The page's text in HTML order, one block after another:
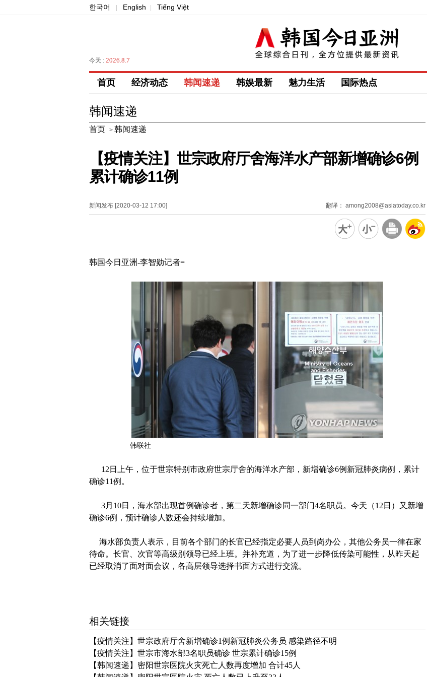
한국어 English Tiếng Việt
今天 : 2026.8.7
首页 经济动态 韩闻速递 韩娱最新 魅力生活 国际热点
韩闻速递
首页 > 韩闻速递
【疫情关注】世宗政府厅舍海洋水产部新增确诊6例
累计确诊11例
新闻发布 [2020-03-12 17:00] 翻译： among2008@asiatoday.co.kr
韩国今日亚洲-李智勋记者=
韩联社
12日上午，位于世宗特别市政府世宗厅舍的海洋水产部，新增确诊6例新冠肺炎病例，累计
确诊11例。
3月10日，海水部出现首例确诊者，第二天新增确诊同一部门4名职员。今天（12日）又新增
确诊6例，预计确诊人数还会持续增加。
海水部负责人表示，目前各个部门的长官已经指定必要人员到岗办公，其他公务员一律在家
待命。长官、次官等高级别领导已经上班。并补充道，为了进一步降低传染可能性，从昨天起
已经取消了面对面会议，各高层领导选择书面方式进行交流。
相关链接
【疫情关注】世宗政府厅舍新增确诊1例新冠肺炎公务员 感染路径不明
【疫情关注】世宗市海水部3名职员确诊 世宗累计确诊15例
【韩闻速递】密阳世宗医院火灾死亡人数再度增加 合计45人